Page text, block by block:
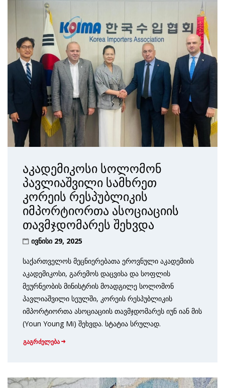
აკადემიკოსი სოლომონ
პავლიაშვილი სამხრეთ
კორეის რესპუბლიკის
იმპორტიორთა ასოციაციის
თავმჯდომარეს შეხვდა
ივნისი 29, 2025
საქართველოს მეცნიერებათა ეროვნული აკადემიის
აკადემიკოსი, გარემოს დაცვისა და სოფლის
მეურნეობის მინისტრის მოადგილე სოლომონ
პავლიაშვილი სეულში, კორეის რესპუბლიკის
იმპორტიორთა ასოციაციის თავმჯდომარეს იუნ იან მის
(Youn Young Mi) შეხვდა. სტატია სრულად.
გაგრძელება